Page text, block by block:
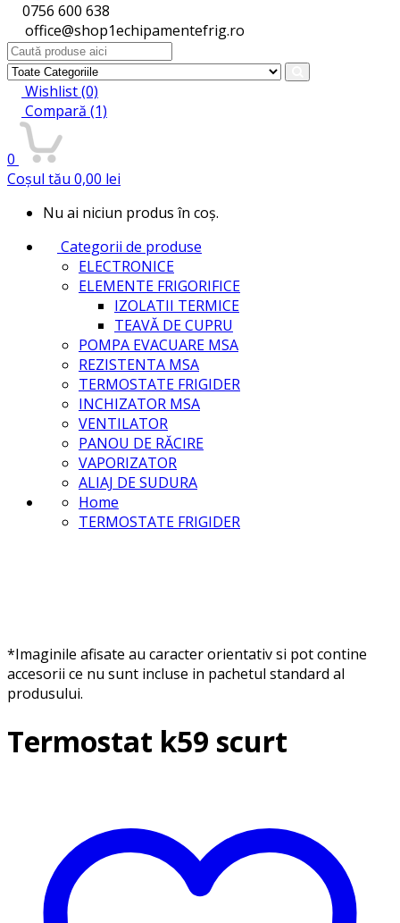
0756 600 638
office@shop1echipamentefrig.ro
Search
for:
Wishlist(0)
Compară (1)
0
Coșul tău 0,00 lei
Nu ai niciun produs în coș.
Categorii de produse
ELECTRONICE
ELEMENTE FRIGORIFICE
IZOLATII TERMICE
TEAVĂ DE CUPRU
POMPA EVACUARE MSA
REZISTENTA MSA
TERMOSTATE FRIGIDER
INCHIZATOR MSA
VENTILATOR
PANOU DE RĂCIRE
VAPORIZATOR
ALIAJ DE SUDURA
Home
TERMOSTATE FRIGIDER
*Imaginile afisate au caracter orientativ si pot contine
accesorii ce nu sunt incluse in pachetul standard al
produsului.
Termostat k59 scurt